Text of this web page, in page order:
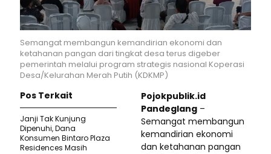
Semangat membangun kemandirian ekonomi dan
ketahanan pangan dari tingkat desa terus digeber
pemerintah melalui program strategis nasional Koperasi
Desa/Kelurahan Merah Putih (KDKMP)
Pojokpublik.id
Pandeglang –
Semangat membangun
kemandirian ekonomi
dan ketahanan pangan
Pos Terkait
Janji Tak Kunjung
Dipenuhi, Dana
Konsumen Bintaro Plaza
Residences Masih